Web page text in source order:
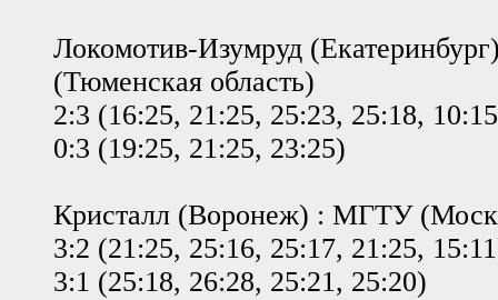
Локомотив-Изумруд
(Тюменская область)
2:3 (16:25, 21:25, 25:23, 25:18,
0:3 (19:25, 21:25, 23:25)
Кристалл (Воронеж) : МГТУ
3:2 (21:25, 25:16, 25:17, 21:25,
3:1 (25:18, 26:28, 25:21, 25:20)